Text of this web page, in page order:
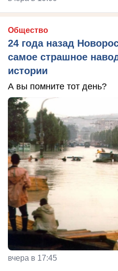
Общество
24 года назад
самое страшное
истории
А вы помните тот день?
вчера в 17:45